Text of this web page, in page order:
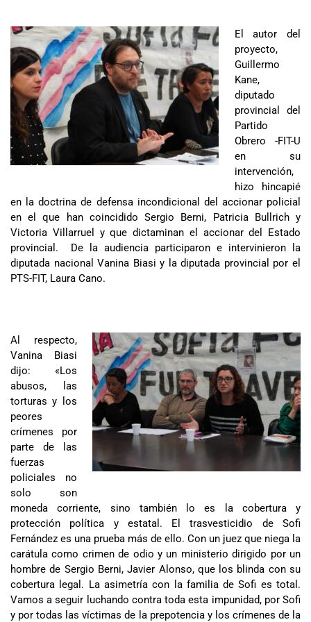
El autor del
proyecto,
Guillermo
Kane,
diputado
provincial del
Partido
Obrero -FIT-U
en su
intervención,
hizo hincapié
en la doctrina de defensa incondicional del accionar policial
en el que han coincidido Sergio Berni, Patricia Bullrich y
Victoria Villarruel y que dictaminan el accionar del Estado
provincial. De la audiencia participaron e intervinieron la
diputada nacional Vanina Biasi y la diputada provincial por el
PTS-FIT, Laura Cano.
Al respecto,
Vanina Biasi
dijo: «Los
abusos, las
torturas y los
peores
crímenes por
parte de las
fuerzas
policiales no
solo son
moneda corriente, sino también lo es la cobertura y
protección política y estatal. El trasvesticidio de Sofi
Fernández es una prueba más de ello. Con un juez que niega la
carátula como crimen de odio y un ministerio dirigido por un
hombre de Sergio Berni, Javier Alonso, que los blinda con su
cobertura legal. La asimetría con la familia de Sofi es total.
Vamos a seguir luchando contra toda esta impunidad, por Sofi
y por todas las víctimas de la prepotencia y los crímenes de la